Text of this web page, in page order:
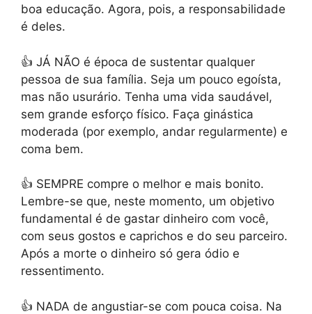
boa educação. Agora, pois, a responsabilidade
é deles.
👍 JÁ NÃO é época de sustentar qualquer
pessoa de sua família. Seja um pouco egoísta,
mas não usurário. Tenha uma vida saudável,
sem grande esforço físico. Faça ginástica
moderada (por exemplo, andar regularmente) e
coma bem.
👍 SEMPRE compre o melhor e mais bonito.
Lembre-se que, neste momento, um objetivo
fundamental é de gastar dinheiro com você,
com seus gostos e caprichos e do seu parceiro.
Após a morte o dinheiro só gera ódio e
ressentimento.
👍 NADA de angustiar-se com pouca coisa. Na